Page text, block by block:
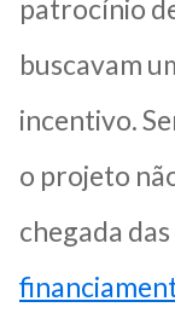
patrocínio
buscavam
incentivo.
o projeto
chegada das